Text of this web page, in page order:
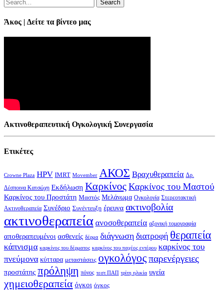
Search
Άκος | Δείτε τα βίντεο μας
Ακτινοθεραπευτική Ογκολογική Συνεργασία
Ετικέτες
Crowne Plaza HPV IMRT Movember ΑΚΟΣ Βραχυθεραπεία Δρ.
Δέσποινα Κατσώχη Εκδήλωση Καρκίνος Καρκίνος του Μαστού
Καρκίνος του Προστάτη Μαστός Μελάνωμα Ογκολογία Στερεοτακτική
Ακτινοθεραπεία Συνέδριο Συνέντευξη έρευνα ακτινοβολία
ακτινοθεραπεία ανοσοθεραπεία αξονική τομογραφία
αποθεραπευμένοι ασθενείς δέρμα διάγνωση διατροφή θεραπεία
κάπνισμα καρκίνος του δέρματος καρκίνος του παχέος εντέρου καρκίνος του
πνεύμονα κύτταρα μεταστάσεις ογκολόγοςπαρενέργειες
προστάτης πρόληψη πόνος τεστ ΠΑΠ τρίτη ηλικία υγεία
χημειοθεραπεία όγκοι όγκος